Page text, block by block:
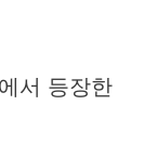
서 등장한